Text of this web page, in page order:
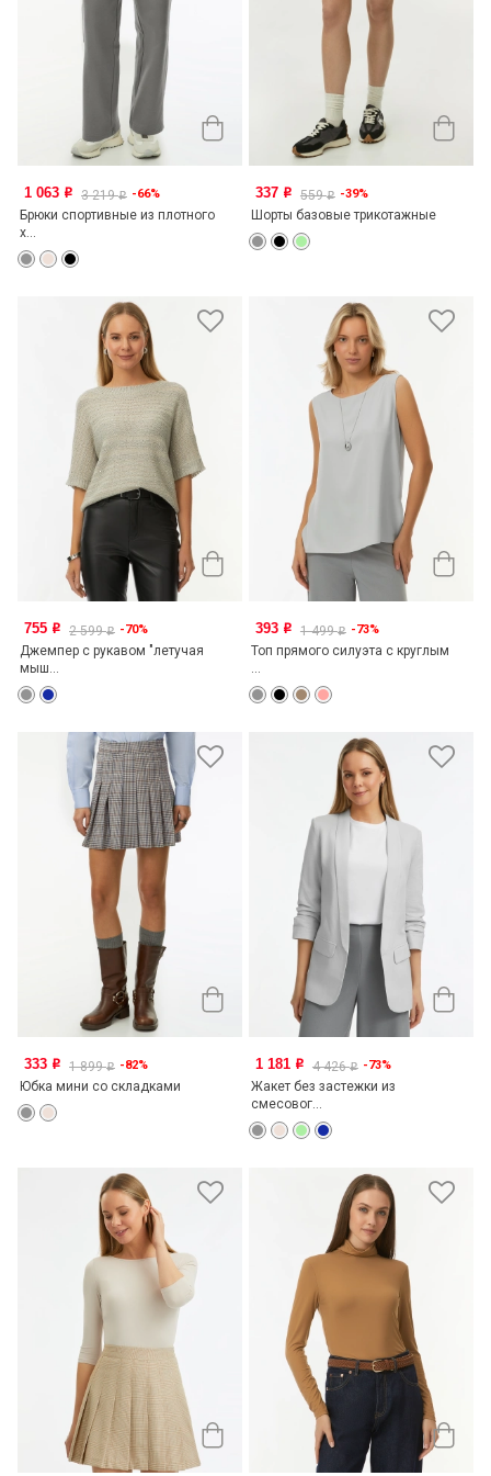
1 063 o 3 219o -66%
Брюки спортивные из плотного
х...
337 o 559o -39%
Шорты базовые трикотажные
755 o 2 599o -70%
Джемпер с рукавом "летучая
мыш...
393 o 1 499o -73%
Топ прямого силуэта с круглым
...
333 o 1 899o -82%
Юбка мини со складками
1 181 o 4 426o -73%
Жакет без застежки из
смесовог...